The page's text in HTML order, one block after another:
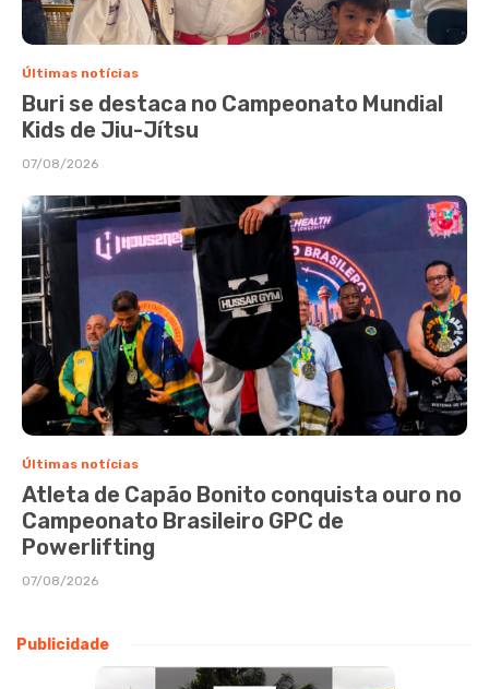
Últimas notícias
Buri se destaca no Campeonato Mundial
Kids de Jiu-Jítsu
07/08/2026
Últimas notícias
Atleta de Capão Bonito conquista ouro no
Campeonato Brasileiro GPC de
Powerlifting
07/08/2026
Publicidade